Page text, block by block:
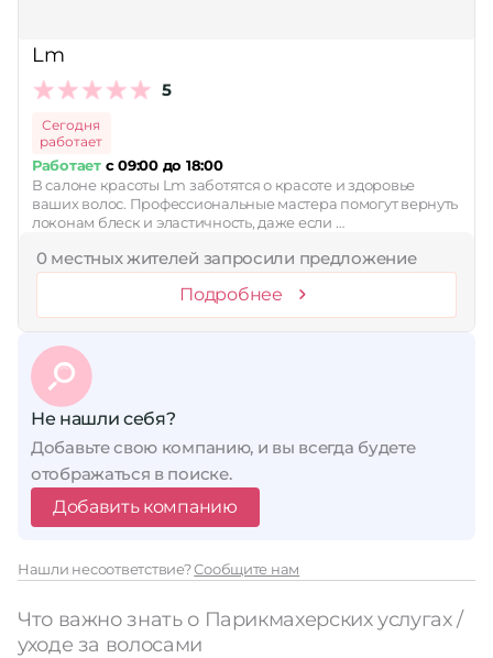
Lm
5
Сегодня
работает
Работаетс 09:00 до 18:00
В салоне красоты Lm заботятся о красоте и здоровье
ваших волос. Профессиональные мастера помогут вернуть
локонам блеск и эластичность, даже если …
0 местных жителей запросили предложение
Подробнее
Не нашли себя?
Добавьте свою компанию, и вы всегда будете
отображаться в поиске.
Добавить компанию
Нашли несоответствие?Сообщите нам
Что важно знать о Парикмахерских услугах /
уходе за волосами